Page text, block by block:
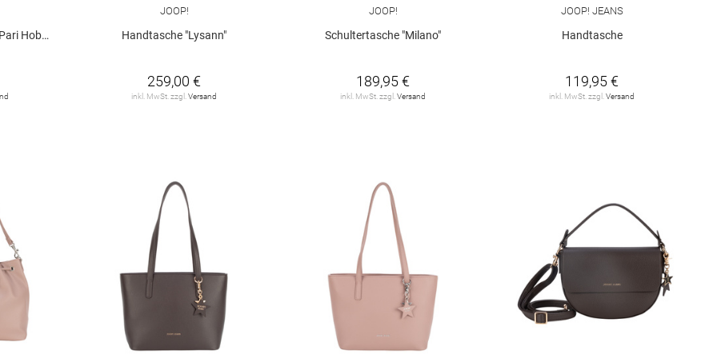
Mhz"
JOOP!
Handtasche "Lysann"
259,00 €
inkl. MwSt. zzgl.Versand
JOOP!
Schultertasche "Milano"
189,95 €
inkl. MwSt. zzgl.Versand
JOOP! JEANS
Handtasche
119,95 €
inkl. MwSt. zzgl.Versand